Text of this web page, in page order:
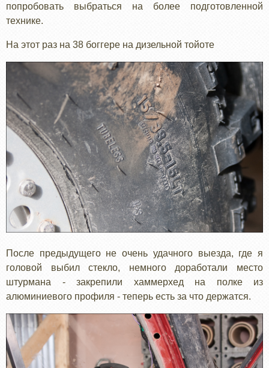
попробовать выбраться на более подготовленной
технике.
На этот раз на 38 боггере на дизельной тойоте
После предыдущего не очень удачного выезда, где я
головой выбил стекло, немного доработали место
штурмана - закрепили хаммерхед на полке из
алюминиевого профиля - теперь есть за что держатся.